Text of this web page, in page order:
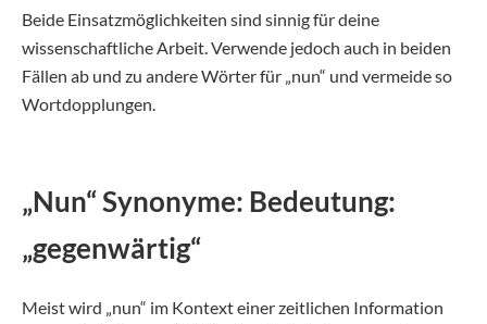
Beide Einsatzmöglichkeiten sind sinnig für deine
wissenschaftliche Arbeit. Verwende jedoch auch in beiden
Fällen ab und zu andere Wörter für „nun“ und vermeide so
Wortdopplungen.
„Nun“ Synonyme: Bedeutung:
„gegenwärtig“
Meist wird „nun“ im Kontext einer zeitlichen Information